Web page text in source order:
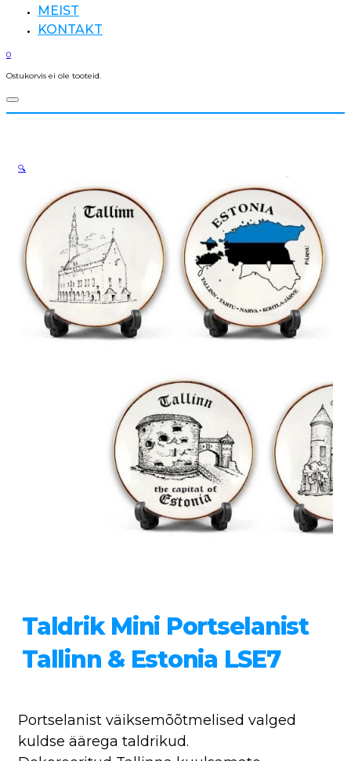
MEIST
KONTAKT
0
Ostukorvis ei ole tooteid.
Taldrik Mini Portselanist
Tallinn & Estonia LSE7
Portselanist väiksemõõtmelised valged
kuldse äärega taldrikud.
🔍